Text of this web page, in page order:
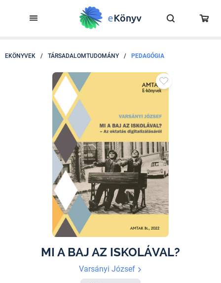
EKÖNYVEK / TÁRSADALOMTUDOMÁNY / PEDAGÓGIA
MI A BAJ AZ ISKOLÁVAL?
Varsányi József